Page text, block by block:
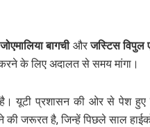
बागचीऔरजस्टिस विपुल
के लिए अदालत से समय मांगा।
है। यूटी प्रशासन की ओर से पेश हुए
जरूरत है, जिन्हें पिछले साल